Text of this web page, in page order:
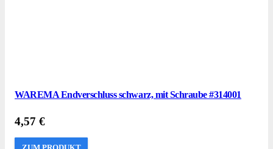
WAREMA Endverschluss schwarz, mit Schraube #314001
4,57 €